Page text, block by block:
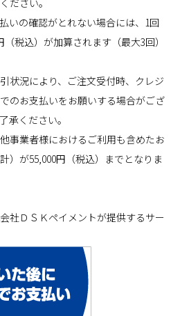
いの確認がとれない場合には、1回
税込）が加算されます（最大3回）
状況により、ご注文受付時、クレジ
のお支払いをお願いする場合がござ
承ください。
事業者様におけるご利用も含めたお
）が55,000円（税込）までとなりま
社ＤＳＫペイメントが提供するサー